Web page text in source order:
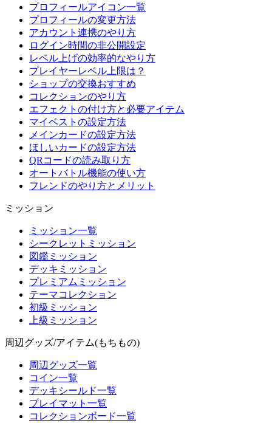
プロフィールアイコン一覧
プロフィールの変更方法
アカウント連携のやり方
ログイン時間の非公開設定
レベル上げの効率的なやり方
プレイヤーレベル上限は？
ショップの交換おすすめ
コレクションのやり方
エフェクトの付け方と必要アイテム
マイベストの設定方法
メインカードの設定方法
ほしいカードの設定方法
QRコードの読み取り方
オートバトル機能の使い方
フレンドのやり方とメリット
ミッション
ミッション一覧
シークレットミッション
図鑑ミッション
デッキミッション
プレミアムミッション
テーマコレクション
初級ミッション
上級ミッション
周辺グッズ/アイテム(もちもの)
周辺グッズ一覧
コイン一覧
デッキシールド一覧
プレイマット一覧
コレクションボード一覧